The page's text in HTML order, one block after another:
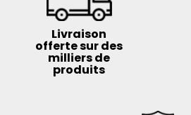
Livraison
offerte sur des
milliers de
produits